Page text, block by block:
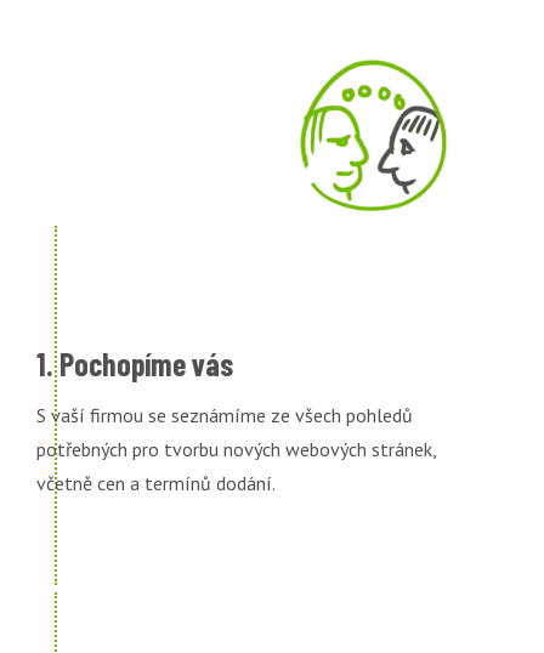
1. Pochopíme vás
S vaší firmou se seznámíme ze všech pohledů
potřebných pro tvorbu nových webových stránek,
včetně cen a termínů dodání.